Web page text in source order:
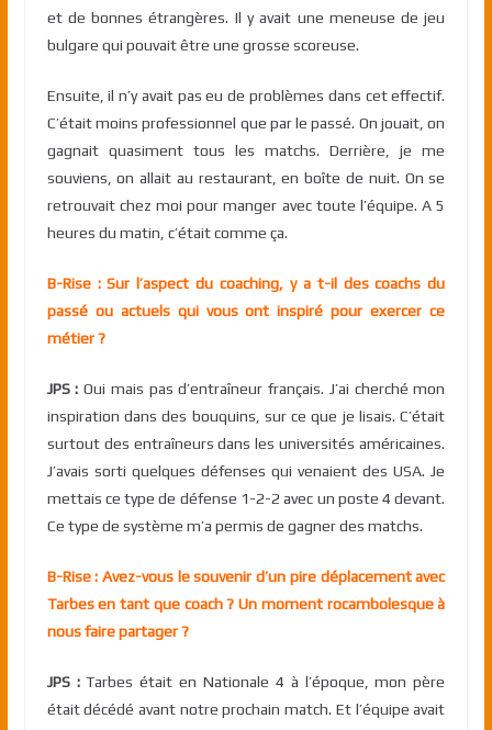
et de bonnes étrangères. Il y avait une meneuse de jeu
bulgare qui pouvait être une grosse scoreuse.
Ensuite, il n’y avait pas eu de problèmes dans cet effectif.
C’était moins professionnel que par le passé. On jouait, on
gagnait quasiment tous les matchs. Derrière, je me
souviens, on allait au restaurant, en boîte de nuit. On se
retrouvait chez moi pour manger avec toute l’équipe. A 5
heures du matin, c’était comme ça.
B-Rise : Sur l’aspect du coaching, y a t-il des coachs du
passé ou actuels qui vous ont inspiré pour exercer ce
métier ?
JPS :Oui mais pas d’entraîneur français. J’ai cherché mon
inspiration dans des bouquins, sur ce que je lisais. C’était
surtout des entraîneurs dans les universités américaines.
J’avais sorti quelques défenses qui venaient des USA. Je
mettais ce type de défense 1-2-2 avec un poste 4 devant.
Ce type de système m’a permis de gagner des matchs.
B-Rise : Avez-vous le souvenir d’un pire déplacement avec
Tarbes en tant que coach ? Un moment rocambolesque à
nous faire partager ?
JPS :Tarbes était en Nationale 4 à l’époque, mon père
était décédé avant notre prochain match. Et l’équipe avait